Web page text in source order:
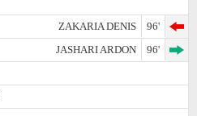
ZAKARIA DENIS
96'
JASHARI ARDON
96'